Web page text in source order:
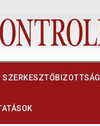
SZERKESZTŐBIZOTTSÁG